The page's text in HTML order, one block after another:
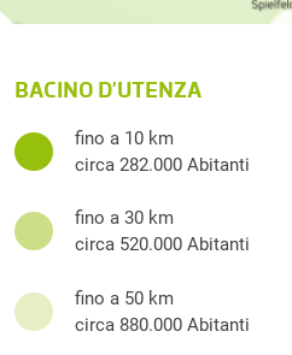
BACINO D’UTENZA
fino a 10 km
circa 282.000 Abitanti
fino a 30 km
circa 520.000 Abitanti
fino a 50 km
circa 880.000 Abitanti